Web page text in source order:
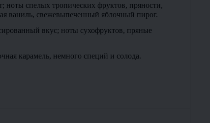
спелых тропических фруктов, пряности,
ваниль, свежевыпеченный яблочный пирог.
вкус; ноты сухофруктов, пряные
карамель, немного специй и солода.